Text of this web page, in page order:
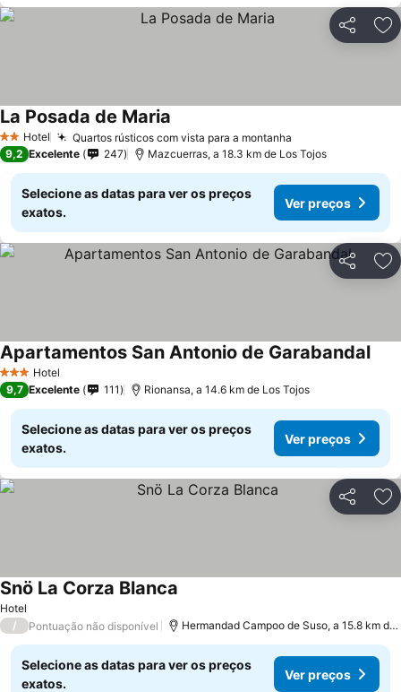
Partilhar
2 Estrelas
Hotel Quartos rústicos com vista para a montanha
La Posada de Maria
9,2 Excelente 247 Mazcuerras, a 18.3 km de Los Tojos
Selecione as datas para ver os preços
exatos.
Ver preços
Partilhar
3 EstrelasHotel
Apartamentos San Antonio de Garabandal
9,7 Excelente 111 Rionansa, a 14.6 km de Los Tojos
Selecione as datas para ver os preços
exatos.
Ver preços
Partilhar
Hotel
Snö La Corza Blanca
/ Pontuação não disponível Hermandad Campoo de Suso, a 15.8 km de Los Tojos
Selecione as datas para ver os preços
exatos.
Ver preços